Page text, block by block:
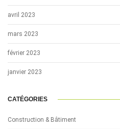
avril 2023
mars 2023
février 2023
janvier 2023
CATÉGORIES
Construction & Bâtiment